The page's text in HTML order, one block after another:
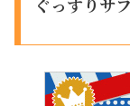
ぐっすりサ